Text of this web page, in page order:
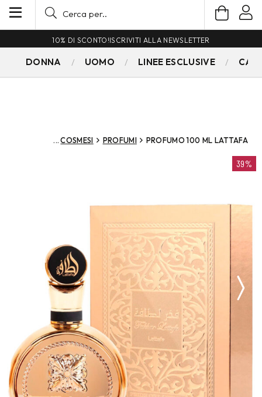
10% DI SCONTO!ISCRIVITI ALLA NEWSLETTER
DONNA UOMO LINEE ESCLUSIVE
COSMESI PROFUMI PROFUMO 100 ML LATTAFA
39%